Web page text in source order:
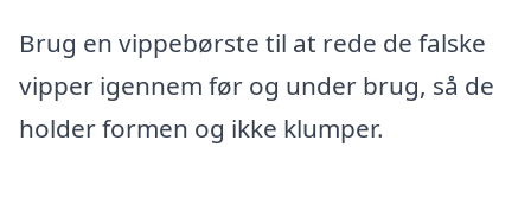
Brug en vippebørste til at rede de falske
vipper igennem før og under brug, så de
holder formen og ikke klumper.